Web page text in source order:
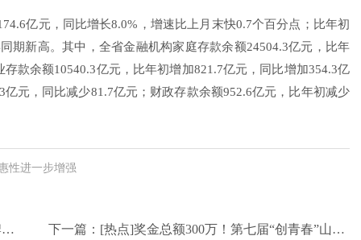
亿元，同比增长8.0%，增速比上月末快0.7个百分点；比年初
期新高。其中，全省金融机构家庭存款余额24504.3亿元，比年
款余额10540.3亿元，比年初增加821.7亿元，同比增加354.3亿
元，同比减少81.7亿元；财政存款余额952.6亿元，比年初减少
性进一步增强
下一篇： [热点]奖金总额300万！第七届“创青春”山西青年创新创业大赛正式启动